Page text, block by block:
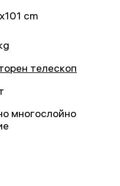
cm
телескоп
многослойно